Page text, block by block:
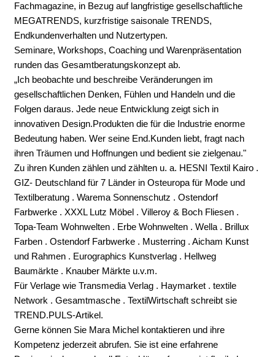
Fachmagazine, in Bezug auf langfristige gesellschaftliche
MEGATRENDS, kurzfristige saisonale TRENDS,
Endkundenverhalten und Nutzertypen.
Seminare, Workshops, Coaching und Warenpräsentation
runden das Gesamtberatungskonzept ab.
„Ich beobachte und beschreibe Veränderungen im
gesellschaftlichen Denken, Fühlen und Handeln und die
Folgen daraus. Jede neue Entwicklung zeigt sich in
innovativen Design.Produkten die für die Industrie enorme
Bedeutung haben. Wer seine End.Kunden liebt, fragt nach
ihren Träumen und Hoffnungen und bedient sie zielgenau."
Zu ihren Kunden zählen und zählten u. a. HESNI Textil Kairo .
GIZ- Deutschland für 7 Länder in Osteuropa für Mode und
Textilberatung . Warema Sonnenschutz . Ostendorf
Farbwerke . XXXL Lutz Möbel . Villeroy & Boch Fliesen .
Topa-Team Wohnwelten . Erbe Wohnwelten . Wella . Brillux
Farben . Ostendorf Farbwerke . Musterring . Aicham Kunst
und Rahmen . Eurographics Kunstverlag . Hellweg
Baumärkte . Knauber Märkte u.v.m.
Für Verlage wie Transmedia Verlag . Haymarket . textile
Network . Gesamtmasche . TextilWirtschaft schreibt sie
TREND.PULS-Artikel.
Gerne können Sie Mara Michel kontaktieren und ihre
Kompetenz jederzeit abrufen. Sie ist eine erfahrene